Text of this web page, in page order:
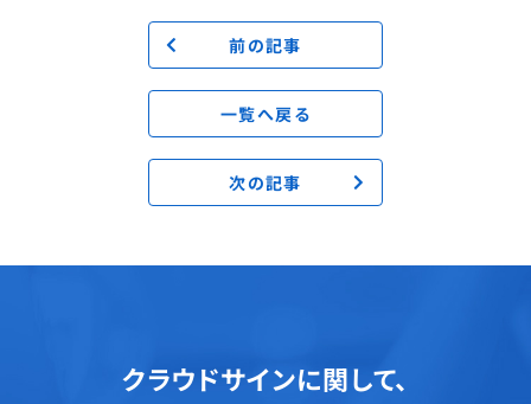
前の記事
一覧へ戻る
次の記事
クラウドサインに関して、